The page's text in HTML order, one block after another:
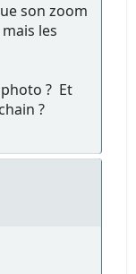
son zoom
les
? Et
?